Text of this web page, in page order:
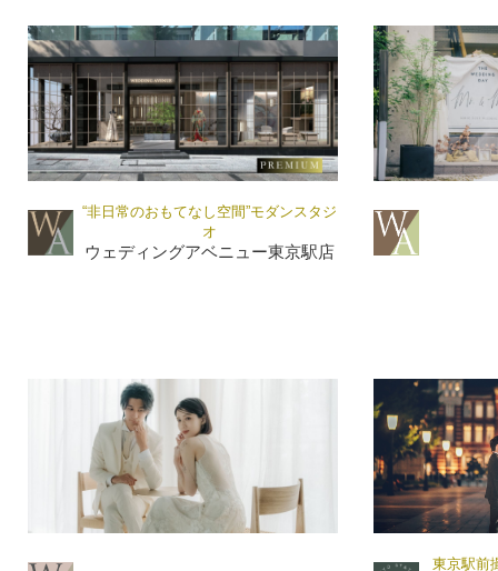
“非日常のおもてなし空間”モダンスタジ
オ
ウェディングアベニュー東京駅店
東京駅前